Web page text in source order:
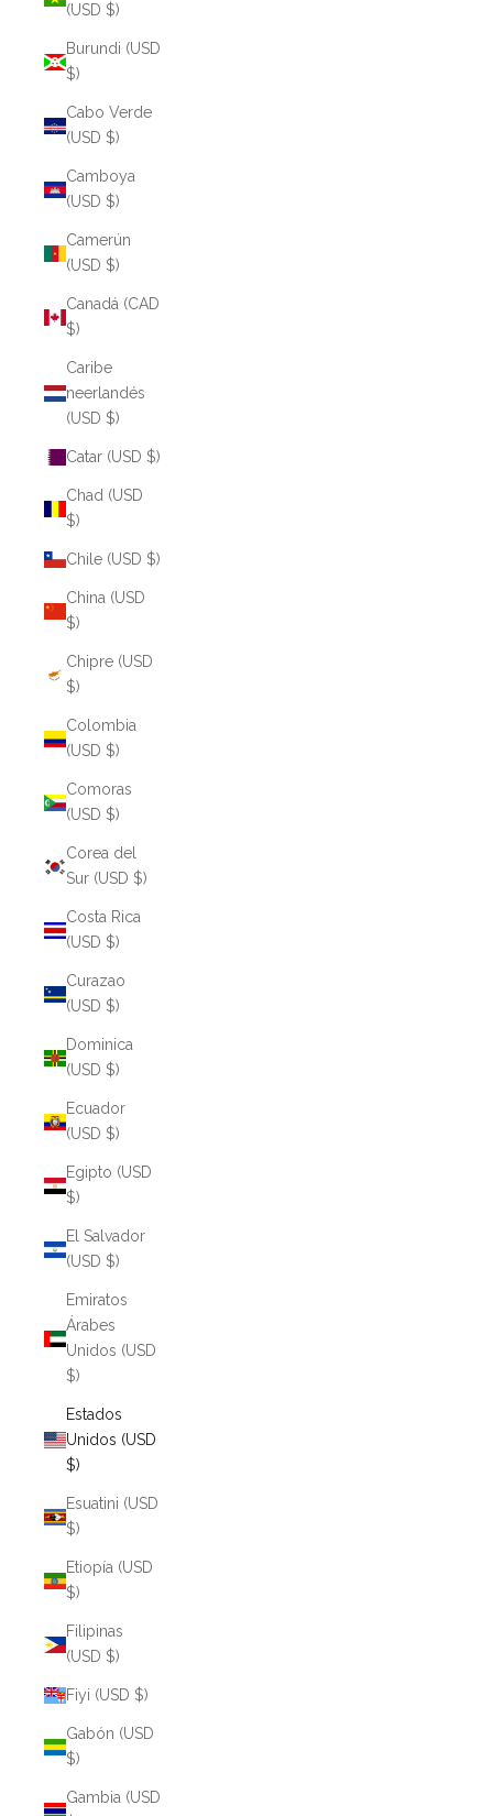
(USD $)
Burundi (USD
$)
Cabo Verde
(USD $)
Camboya
(USD $)
Camerún
(USD $)
Canadá (CAD
$)
Caribe
neerlandés
(USD $)
Catar (USD $)
Chad (USD
$)
Chile (USD $)
China (USD
$)
Chipre (USD
$)
Colombia
(USD $)
Comoras
(USD $)
Corea del
Sur (USD $)
Costa Rica
(USD $)
Curazao
(USD $)
Dominica
(USD $)
Ecuador
(USD $)
Egipto (USD
$)
El Salvador
(USD $)
Emiratos
Árabes
Unidos (USD
$)
Estados
Unidos (USD
$)
Esuatini (USD
$)
Etiopía (USD
$)
Filipinas
(USD $)
Fiyi (USD $)
Gabón (USD
$)
Gambia (USD